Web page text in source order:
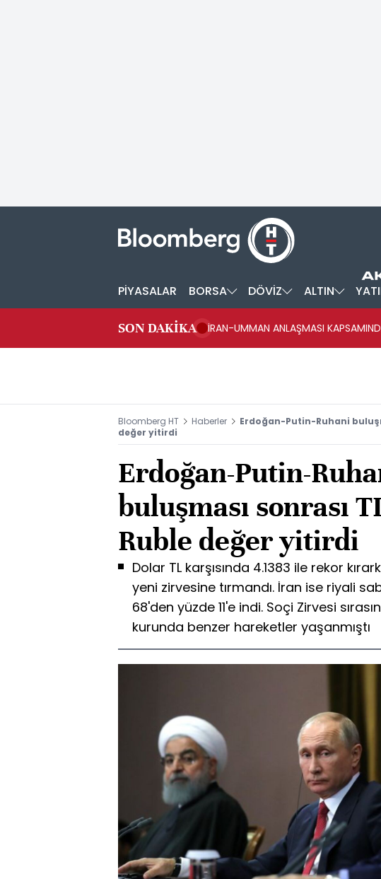
PİYASALAR BORSA DÖVİZ ALTIN
SON DAKİKA
İRAN-UMMAN ANLAŞMASI
Bloomberg HT Haberler
Erdoğan-Putin-Ruhani
değer yitirdi
Erdoğan-Putin-
buluşması sonrası
Ruble değer yitirdi
Dolar TL karşısında 4.1383 ile rekor
yeni zirvesine tırmandı. İran ise riyali
68'den yüzde 11'e indi. Soçi Zirvesi
kurunda benzer hareketler yaşanmıştı